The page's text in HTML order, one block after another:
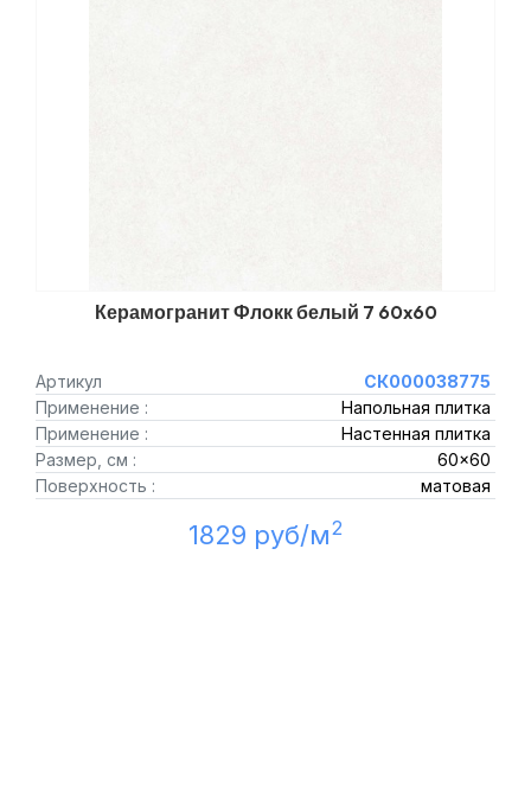
Керамогранит Флокк белый 7 60x60
Артикул
СК000038775
Применение :
Напольная плитка
Применение :
Настенная плитка
Размер, см :
60x60
Поверхность :
матовая
1829 руб/м2